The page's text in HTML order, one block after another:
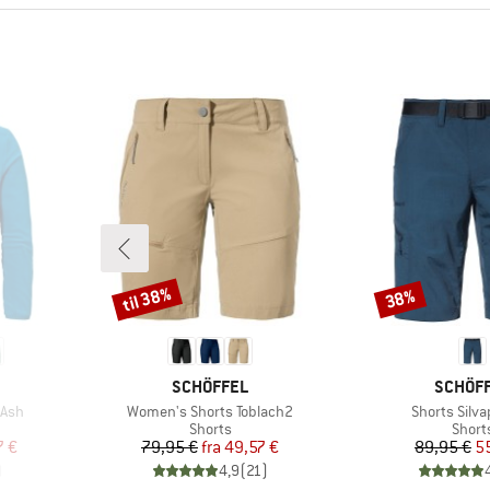
€
MÆRKE
SCHÖFFEL
Artikel
Women's Shorts Toblach2
Produktgruppe
Shorts
Pris
79,95 € Nedsat pris
fra 49,57 €
4,9(21)
Rabat
til 38%
MÆRKE
Artikel
Shorts
89,95 €
Rabat
38%